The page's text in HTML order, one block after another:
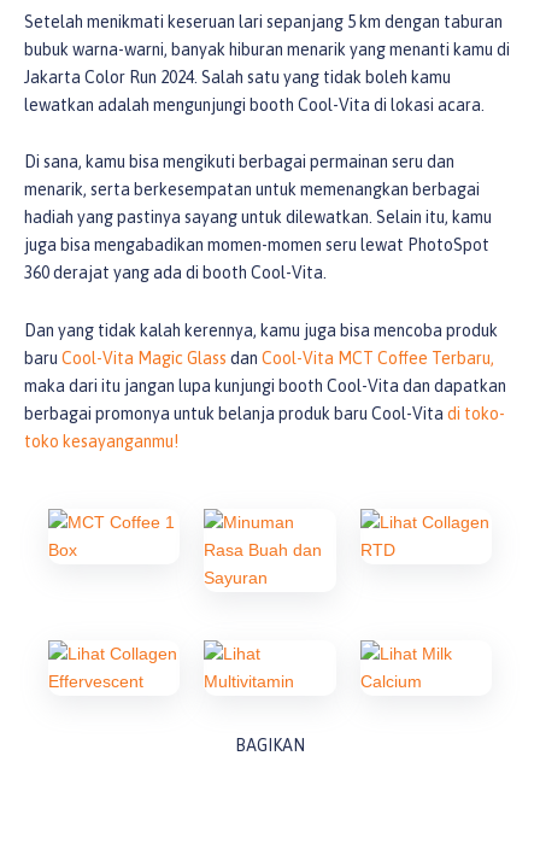
Setelah menikmati keseruan lari sepanjang 5 km dengan taburan
bubuk warna-warni, banyak hiburan menarik yang menanti kamu di
Jakarta Color Run 2024. Salah satu yang tidak boleh kamu
lewatkan adalah mengunjungi booth Cool-Vita di lokasi acara.
Di sana, kamu bisa mengikuti berbagai permainan seru dan
menarik, serta berkesempatan untuk memenangkan berbagai
hadiah yang pastinya sayang untuk dilewatkan. Selain itu, kamu
juga bisa mengabadikan momen-momen seru lewat PhotoSpot
360 derajat yang ada di booth Cool-Vita.
Dan yang tidak kalah kerennya, kamu juga bisa mencoba produk
baru Cool-Vita Magic Glass dan Cool-Vita MCT Coffee Terbaru,
maka dari itu jangan lupa kunjungi booth Cool-Vita dan dapatkan
berbagai promonya untuk belanja produk baru Cool-Vita di toko-
toko kesayanganmu!
BAGIKAN